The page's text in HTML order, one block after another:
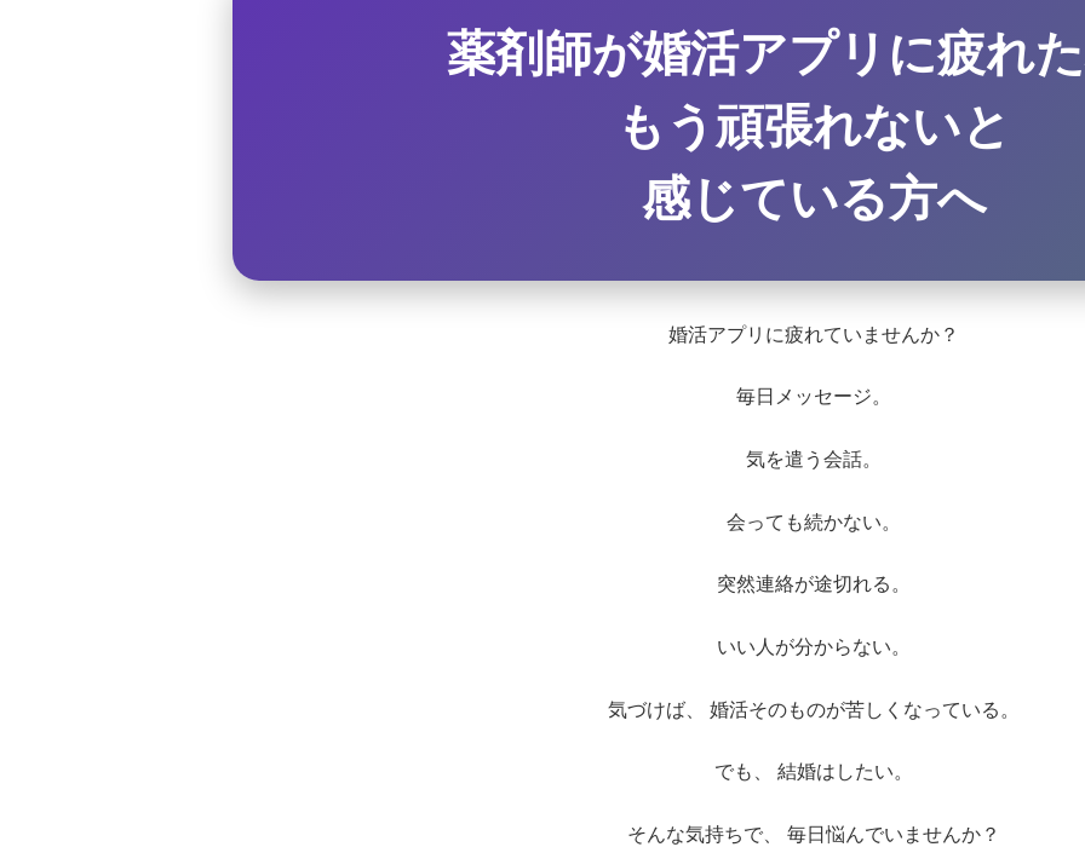
薬剤師が婚活アプリに疲れ
もう頑張れないと
感じている方へ
婚活アプリに疲れていませんか？
毎日メッセージ。
気を遣う会話。
会っても続かない。
突然連絡が途切れる。
いい人が分からない。
気づけば、 婚活そのものが苦しくなっている。
でも、 結婚はしたい。
そんな気持ちで、 毎日悩んでいませんか？